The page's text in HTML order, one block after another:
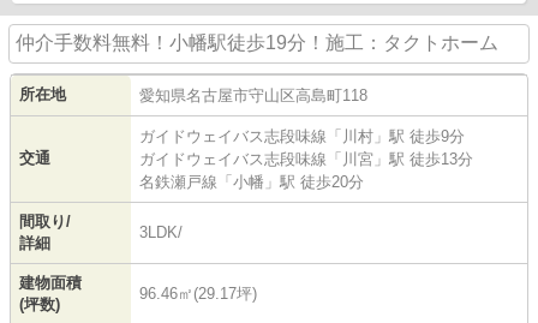
仲介手数料無料！小幡駅徒歩19分！施工：タクトホーム
所在地 愛知県名古屋市守山区高島町118
交通
ガイドウェイバス志段味線 「 川村 」駅 徒歩9分
ガイドウェイバス志段味線 「 川宮 」駅 徒歩13分
名鉄瀬戸線 「 小幡 」駅 徒歩20分
間取り/
詳細
3LDK/
建物面積
(坪数)
96.46㎡(29.17坪)